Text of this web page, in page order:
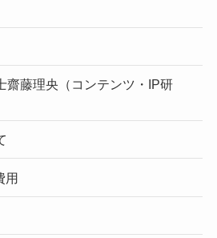
齋藤理央（コンテンツ・IP研
用